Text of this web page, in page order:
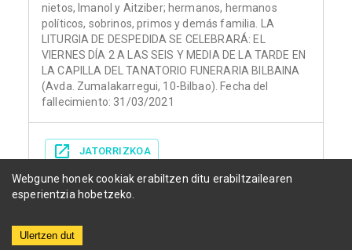
Herriak
nietos, Imanol y Aitziber; hermanos, hermanos
políticos, sobrinos, primos y demás familia. LA
LITURGIA DE DESPEDIDA SE CELEBRARÁ: EL
VIERNES DÍA 2 A LAS SEIS Y MEDIA DE LA TARDE EN
LA CAPILLA DEL TANATORIO FUNERARIA BILBAINA
(Avda. Zumalakarregui, 10-Bilbao). Fecha del
fallecimiento: 31/03/2021
JATORRIZKOA
Webgune honek cookiak erabiltzen ditu erabiltzailearen
esperientzia hobetzeko.
Ulertzen dut